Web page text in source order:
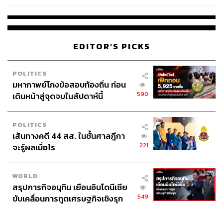
EDITOR'S PICKS
POLITICS
มหากาพย์โกงข้อสอบท้องถิ่น ก่อน
เดินหน้าสู่จุดจบในสัปดาห์นี้
590
POLITICS
เส้นทางคดี 44 สส. ในชั้นศาลฎีกา
จะรู้ผลเมื่อไร
221
WORLD
สรุปภารกิจอนุทิน เยือนอินโดนีเซีย
ขับเคลื่อนการทูตเศรษฐกิจเชิงรุก
549